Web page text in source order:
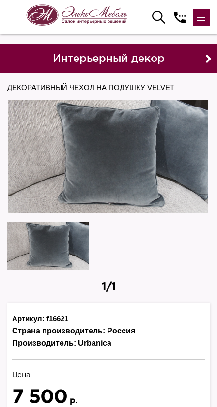
Интерьерный декор
ДЕКОРАТИВНЫЙ ЧЕХОЛ НА ПОДУШКУ VELVET
1/1
Артикул: f16621
Страна производитель: Россия
Производитель: Urbanica
Цена
7 500 р.